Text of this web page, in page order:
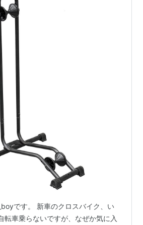
です。 新車のクロスバイク、い
転車乗らないですが、なぜか気に入